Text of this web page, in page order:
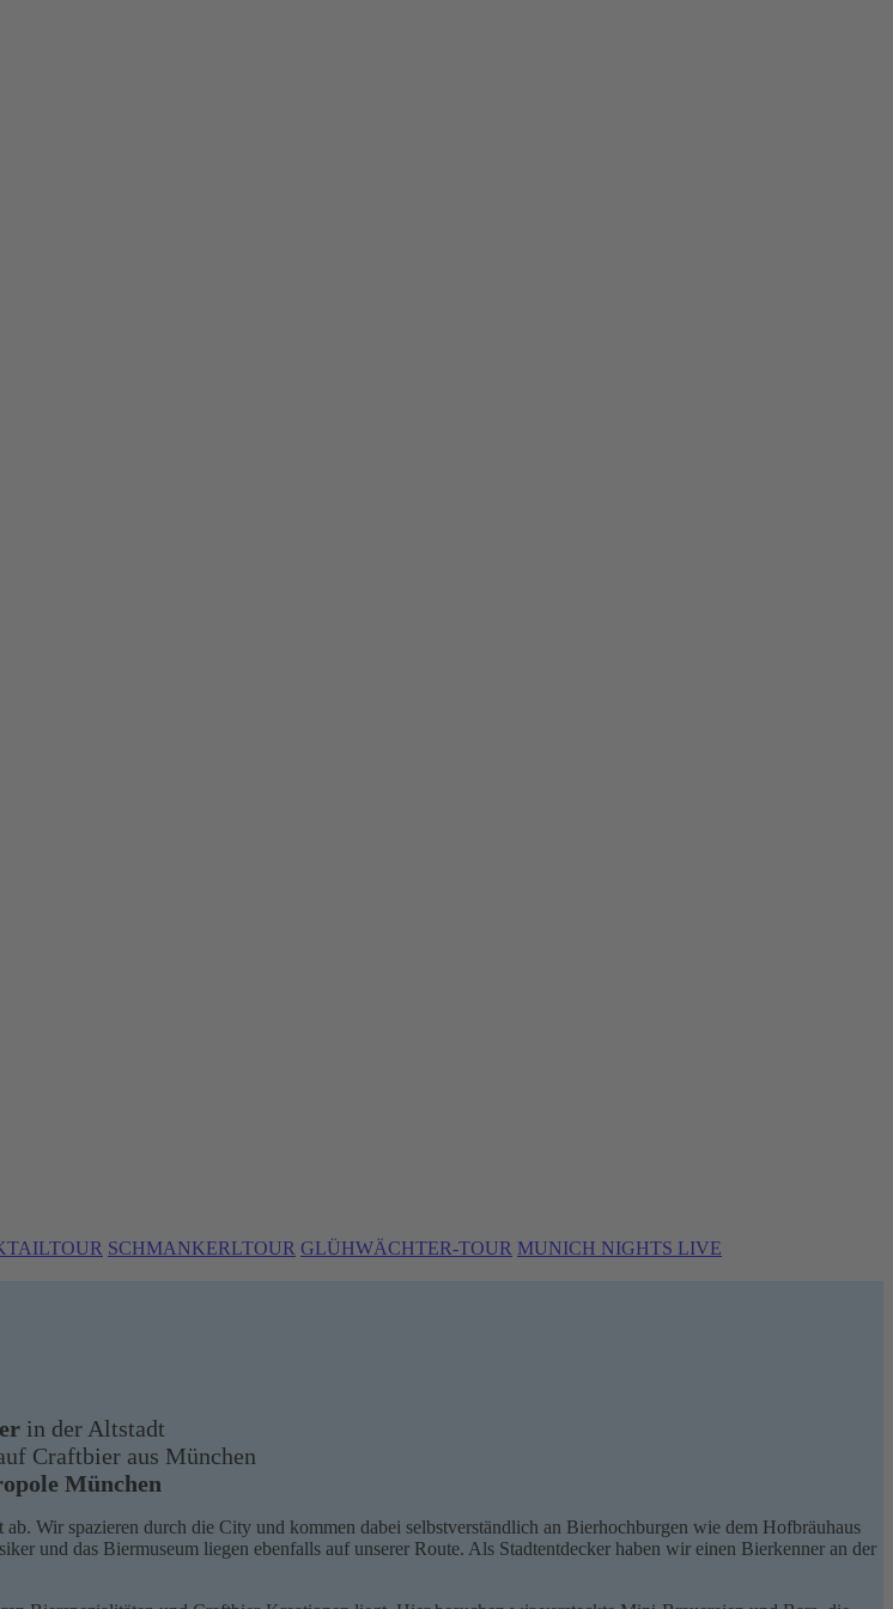
SCHMANKERLTOUR GLÜHWÄCHTER-TOUR MUNICH NIGHTS LIVE
in der Altstadt
Craftbier aus München
München
Wir spazieren durch die City und kommen dabei selbstverständlich an Bierhochburgen wie dem Hofbräuhaus
und das Biermuseum liegen ebenfalls auf unserer Route. Als Stadtentdecker haben wir einen Bierkenner an der